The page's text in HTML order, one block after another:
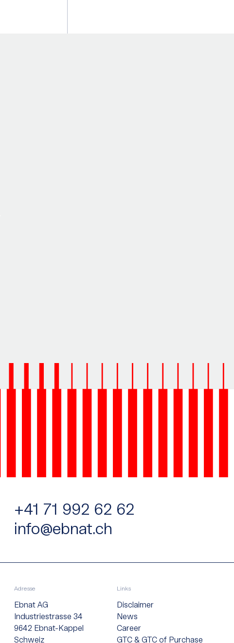
+41 71 992 62 62
info@ebnat.ch
Adresse
Ebnat AG
Industriestrasse 34
9642 Ebnat-Kappel
Schweiz
Links
Disclaimer
News
Career
GTC & GTC of Purchase